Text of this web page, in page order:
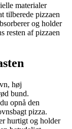
materialer
tilberede pizzaen
og holder
resten af pizzaen
høj
bund.
opnå den
pizza.
hurtigt og holder